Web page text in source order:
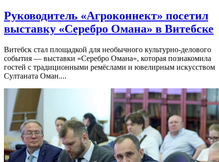
Руководитель «Агроконнект» посетил
выставку «Серебро Омана» в Витебске
Витебск стал площадкой для необычного культурно-делового
события — выставки «Серебро Омана», которая познакомила
гостей с традиционными ремёслами и ювелирным искусством
Султаната Оман....